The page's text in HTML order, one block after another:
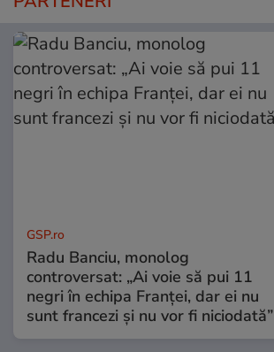
GSP.ro
Radu Banciu, monolog
controversat: „Ai voie să pui 11
negri în echipa Franței, dar ei nu
sunt francezi și nu vor fi niciodată”